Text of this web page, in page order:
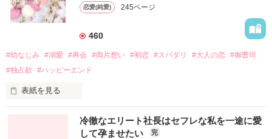
恋愛(純愛) 245ページ
460
#幼なじみ #溺愛 #再会 #両片想い #初恋 #スパダリ #大人の恋 #御曹司
#独占欲
#ハッピーエンド
表紙を見る
冷徹なエリート社長はセフレな私を一途に愛
して孕ませたい
完